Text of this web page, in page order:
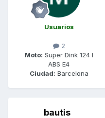
Usuarios
2
Moto: Super Dink 124 I
ABS E4
Ciudad: Barcelona
bautis